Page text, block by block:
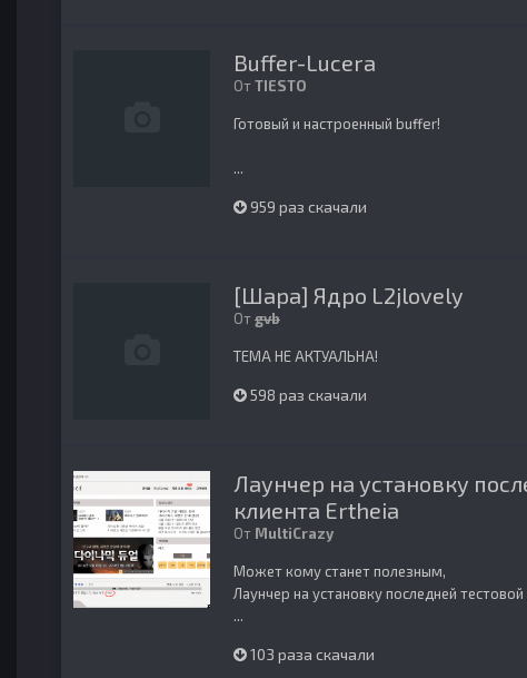
Buffer-Lucera
ОтTIESTO
Готовый и настроенный buffer!
...
959 раз скачали
[Шара] Ядро L2jlovely
Отgvb
ТЕМА НЕ АКТУАЛЬНА!
598 раз скачали
Лаунчер на установку
клиента Ertheia
От MultiCrazy
Может кому станет полезным,
Лаунчер на установку последней
...
103 раза скачали